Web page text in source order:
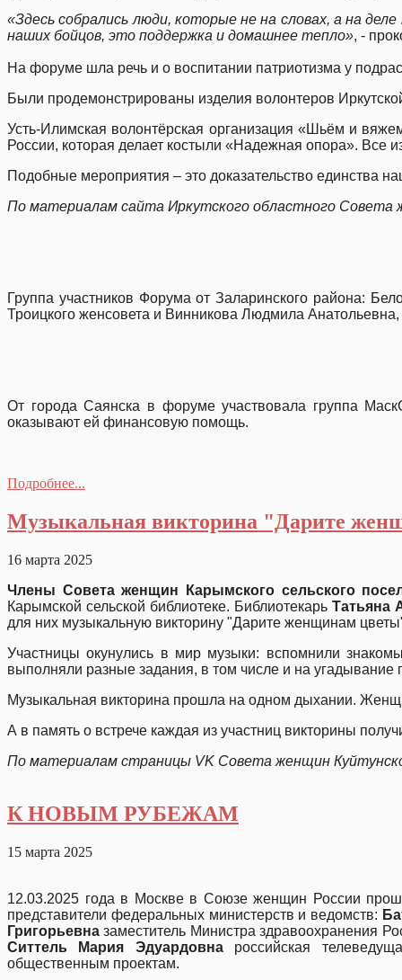
«Здесь собрались люди, которые не на словах, а на
наших бойцов, это поддержка и домашнее тепло», -
На форуме шла речь и о воспитании патриотизма у
Были продемонстрированы изделия волонтеров
Усть-Илимская волонтёрская организация «Шьём и
России, которая делает костыли «Надежная опора». Все
Подобные мероприятия – это доказательство
По материалам сайта Иркутского областного Совета
Группа участников Форума от Заларинского района:
Троицкого женсовета и Винникова Людмила
От города Саянска в форуме участвовала группа
оказывают ей финансовую помощь.
Подробнее...
Музыкальная викторина "Дарите
16 марта 2025
Члены Совета женщин
Карымского сельского
Карымской сельской библиотеке. БиблиотекарьТатьяна
для них музыкальную викторину "Дарите женщинам
Участницы окунулись в мир музыки: вспомнили
выполняли разные задания, в том числе и на угадывание
Музыкальная викторина прошла на одном дыхании.
А в память о встрече каждая из участниц викторины
По материалам страницы VK Совета женщин
К НОВЫМ РУБЕЖАМ
15 марта 2025
12.03.2025 года в Москве в Союзе женщин России
представители федеральных министерств и ведомств:
Григорьевна заместитель Министра здравоохранения
Ситтель Мария Эдуардовнароссийская
общественным проектам.